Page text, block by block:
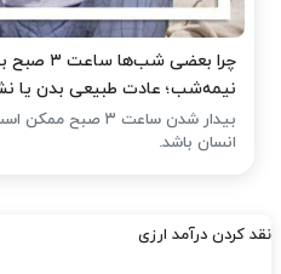
چرا بعضی
نیمه‌شب؛ عادت طبیعی بدن یا
بیدار شدن ساعت ۳
انسان باشد.
نقد کردن درآمد ارزی